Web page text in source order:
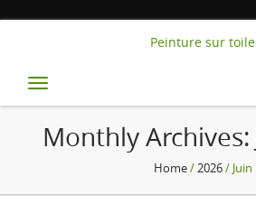
Peinture sur toile
Toggle
navigation
Monthly Archives:
Home/2026/ Juin